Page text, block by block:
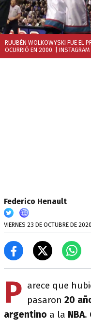
RUUBÉN WOLKOWYSKI FUE EL
OCURRIÓ EN 2000.
| INSTAGRAM
Federico Henault
VIERNES 23 DE OCTUBRE DE 2020
P arece que
pasaron 20
argentino a la NBA.